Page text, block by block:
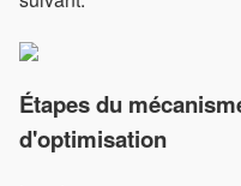
Étapes du
d'optimisation